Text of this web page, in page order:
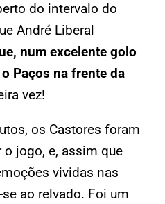
do intervalo do
André Liberal
num excelente golo
Paços na frente da
vez!
os Castores foram
jogo, e, assim que
vividas nas
ao relvado. Foi um